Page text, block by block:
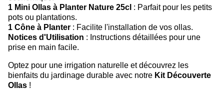
1 Mini Ollas à Planter Nature 25cl : Parfait pour les petits
pots ou plantations.
1 Cône à Planter : Facilite l'installation de vos ollas.
Notices d'Utilisation : Instructions détaillées pour une
prise en main facile.
Optez pour une irrigation naturelle et découvrez les
bienfaits du jardinage durable avec notre Kit Découverte
Ollas !